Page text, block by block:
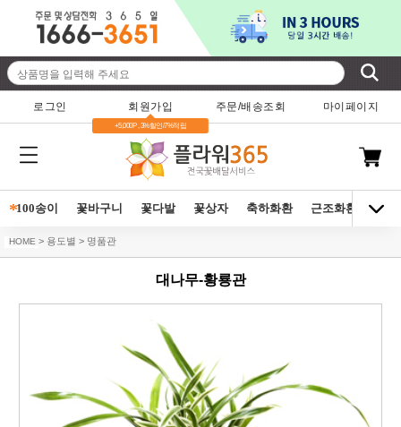
로그인 회원가입
+5,000P , 3%할인/7%적립
주문/배송조회 마이페이지
*100송이 꽃바구니 꽃다발 꽃상자 축하화환 근조화환 동양
HOME > 용도별 > 명품관
대나무-황룡관